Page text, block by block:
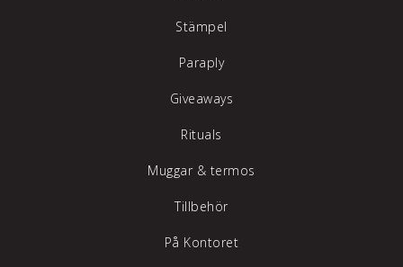
Stämpel
Paraply
Giveaways
Rituals
Muggar & termos
Tillbehör
På Kontoret